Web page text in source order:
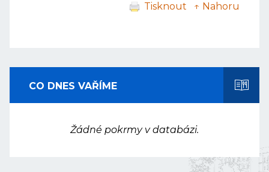
Tisknout ↑ Nahoru
CO DNES VAŘÍME
Žádné pokrmy v databázi.